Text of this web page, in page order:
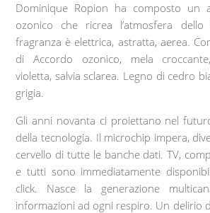
Dominique Ropion ha composto un
ozonico che ricrea l’atmosfera
fragranza è elettrica, astratta, aerea.
di Accordo ozonico, mela
violetta, salvia sclarea. Legno di cedro
grigia.
Gli anni novanta ci proiettano nel
della tecnologia. Il microchip impera,
cervello di tutte le banche dati. TV,
e tutti sono immediatamente
click. Nasce la generazione
informazioni ad ogni respiro. Un delirio